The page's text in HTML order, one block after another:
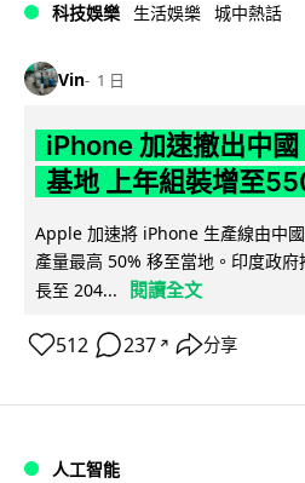
科技娛樂 生活娛樂 城中熱話
Vin 1 日
iPhone 加速撤出中
基地 上年組裝增至
Apple 加速將 iPhone 生產線由中
產量最高 50% 移至當地。印度政
長至 204...
閱讀全文
512 237 ↗ 分享
人工智能